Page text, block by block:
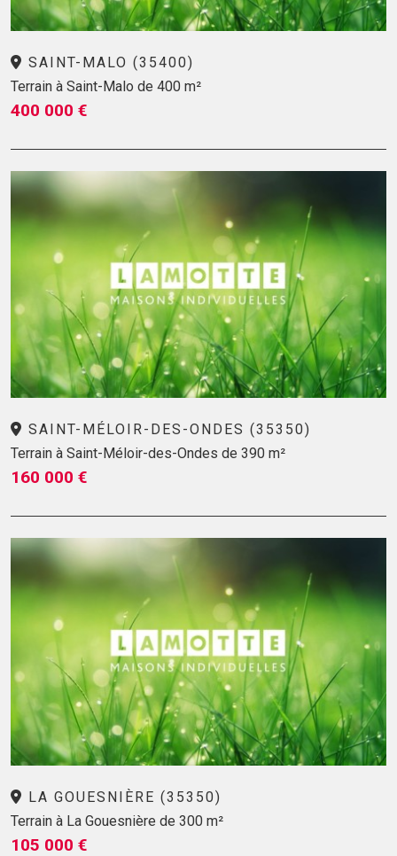
SAINT-MALO (35400)
Terrain à Saint-Malo de 400 m²
400 000 €
SAINT-MÉLOIR-DES-ONDES (35350)
Terrain à Saint-Méloir-des-Ondes de 390 m²
160 000 €
LA GOUESNIÈRE (35350)
Terrain à La Gouesnière de 300 m²
105 000 €